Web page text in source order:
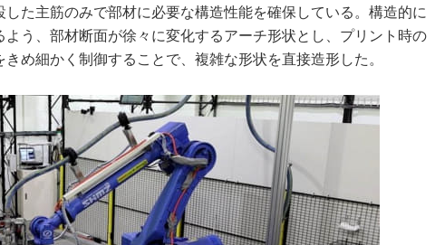
した主筋のみで部材に必要な構造性能を確保している。構造的に
よう、部材断面が徐々に変化するアーチ形状とし、プリント時の
きめ細かく制御することで、複雑な形状を直接造形した。